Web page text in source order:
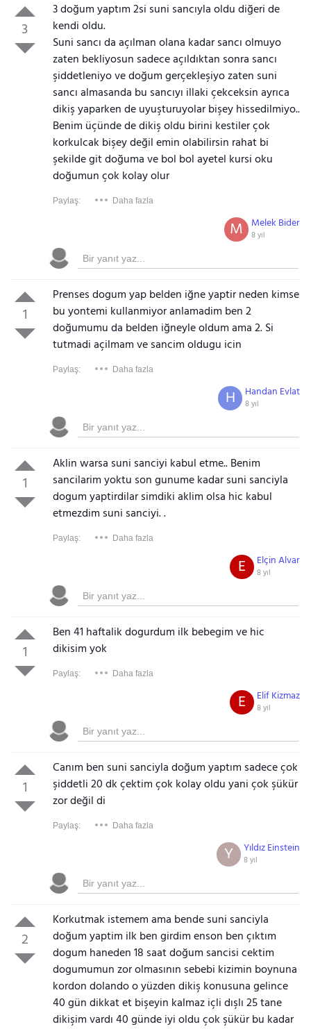
3
3 doğum yaptım 2si suni sancıyla oldu diğeri de
kendi oldu.
Suni sancı da açılman olana kadar sancı olmuyo
zaten bekliyosun sadece açıldıktan sonra sancı
şiddetleniyo ve doğum gerçekleşiyo zaten suni
sancı almasanda bu sancıyı illaki çekceksin ayrıca
dikiş yaparken de uyuşturuyolar bişey hissedilmiyo..
Benim üçünde de dikiş oldu birini kestiler çok
korkulcak bişey değil emin olabilirsin rahat bi
şekilde git doğuma ve bol bol ayetel kursi oku
doğumun çok kolay olur
Paylaş: Daha fazla
Melek Bider
8 yıl
M
1
Prenses dogum yap belden iğne yaptir neden kimse
bu yontemi kullanmiyor anlamadim ben 2
doğumumu da belden iğneyle oldum ama 2. Si
tutmadi açilmam ve sancim oldugu icin
Paylaş: Daha fazla
Handan Evlat
8 yıl
H
1
Aklin warsa suni sanciyi kabul etme.. Benim
sancilarim yoktu son gunume kadar suni sanciyla
dogum yaptirdilar simdiki aklim olsa hic kabul
etmezdim suni sanciyi. .
Paylaş: Daha fazla
Elçin Alvar
8 yıl
E
1
Ben 41 haftalik dogurdum ilk bebegim ve hic
dikisim yok
Paylaş: Daha fazla
Elif Kizmaz
8 yıl
E
1
Canım ben suni sanciyla doğum yaptım sadece çok
şiddetli 20 dk çektim çok kolay oldu yani çok şükür
zor değil di
Paylaş: Daha fazla
Yıldız Einstein
8 yıl
Y
2
Korkutmak istemem ama bende suni sanciyla
doğum yaptim ilk ben girdim enson ben çıktım
dogum haneden 18 saat doğum sancisi cektim
dogumumun zor olmasının sebebi kizimin boynuna
kordon dolando o yüzden dikiş konusuna gelince
40 gün dikkat et bişeyin kalmaz içli dışlı 25 tane
dikişim vardı 40 günde iyi oldu çok şükür bu kadar